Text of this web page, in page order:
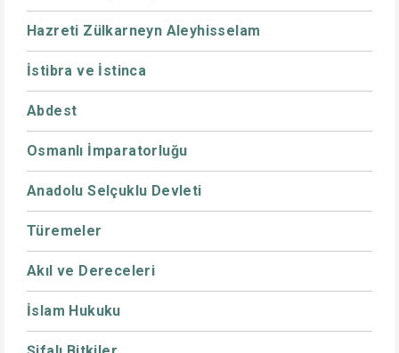
Hazreti Zülkarneyn Aleyhisselam
İstibra ve İstinca
Abdest
Osmanlı İmparatorluğu
Anadolu Selçuklu Devleti
Türemeler
Akıl ve Dereceleri
İslam Hukuku